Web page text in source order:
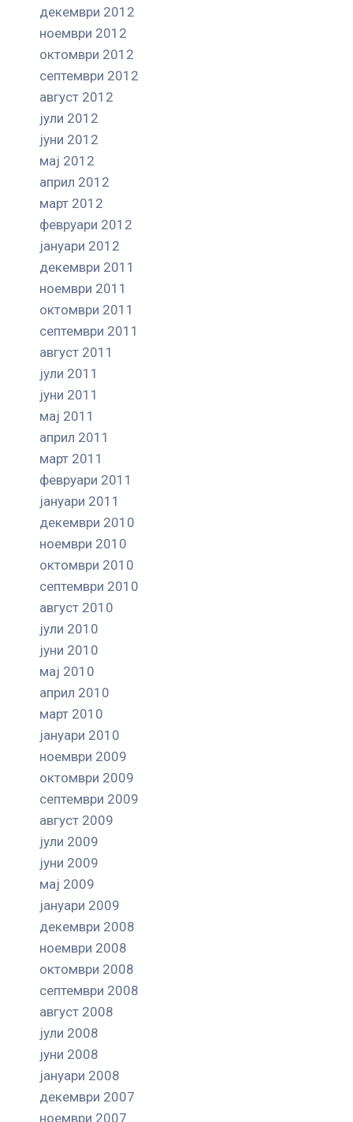
декември 2012
ноември 2012
октомври 2012
септември 2012
август 2012
јули 2012
јуни 2012
мај 2012
април 2012
март 2012
февруари 2012
јануари 2012
декември 2011
ноември 2011
октомври 2011
септември 2011
август 2011
јули 2011
јуни 2011
мај 2011
април 2011
март 2011
февруари 2011
јануари 2011
декември 2010
ноември 2010
октомври 2010
септември 2010
август 2010
јули 2010
јуни 2010
мај 2010
април 2010
март 2010
јануари 2010
ноември 2009
октомври 2009
септември 2009
август 2009
јули 2009
јуни 2009
мај 2009
јануари 2009
декември 2008
ноември 2008
октомври 2008
септември 2008
август 2008
јули 2008
јуни 2008
јануари 2008
декември 2007
ноември 2007